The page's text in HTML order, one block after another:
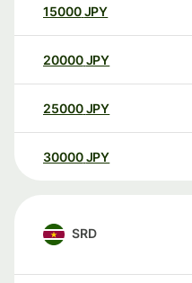
15000 JPY
20000 JPY
25000 JPY
30000 JPY
SRD